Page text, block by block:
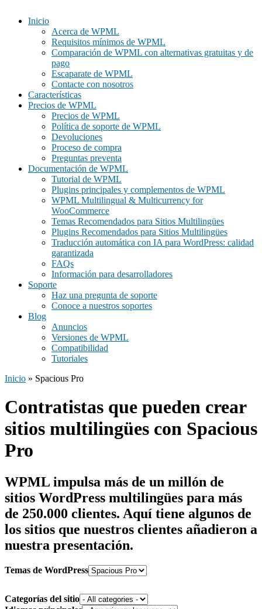
Inicio
Acerca de WPML
Requisitos mínimos de WPML
Comparación de WPML con alternativas gratuitas y de
pago
Escaparate de WPML
Contacte con nosotros
Características
Precios de WPML
Precios de WPML
Política de soporte de WPML
Devoluciones
Proceso de compra
Preguntas preventa
Documentación de WPML
Tutorial de WPML
Plugins principales y complementos de WPML
WPML Multilingual & Multicurrency for
WooCommerce
Temas Recomendados para Sitios Multilingües
Plugins Recomendados para Sitios Multilingües
Traducción automática con IA para WordPress: calidad
garantizada
FAQs
Información para desarrolladores
Soporte
Haz una pregunta de soporte
Conoce a nuestros soportes
Blog
Anuncios
Versiones de WPML
Compatibilidad
Tutoriales
Inicio » Spacious Pro
Contratistas que pueden crear
sitios multilingües con Spacious
Pro
WPML impulsa más de un millón de
sitios WordPress multilingües para más
de 250.000 clientes. Aquí tiene algunos de
los sitios que nuestros clientes añadieron a
nuestra presentación.
Temas de WordPress
Categorías del sitio